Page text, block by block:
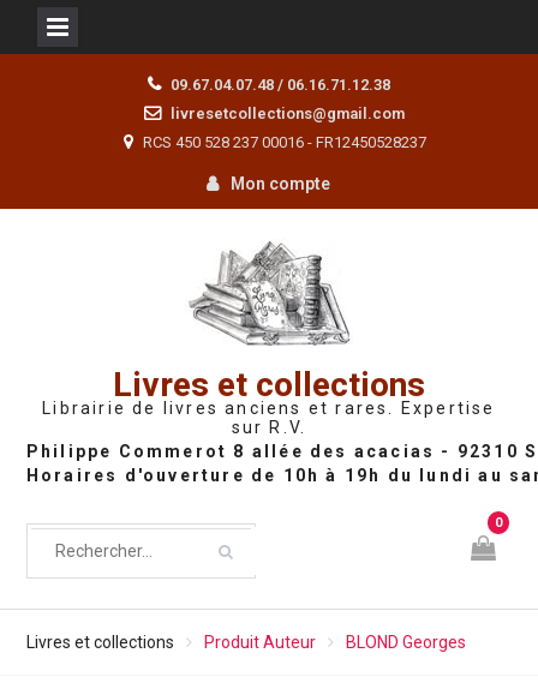
09.67.04.07.48 / 06.16.71.12.38
livresetcollections@gmail.com
RCS 450 528 237 00016 - FR12450528237
Mon compte
Livres et collections
Librairie de livres anciens et rares. Expertise
sur R.V.
0
Livres et collections Produit Auteur BLOND Georges